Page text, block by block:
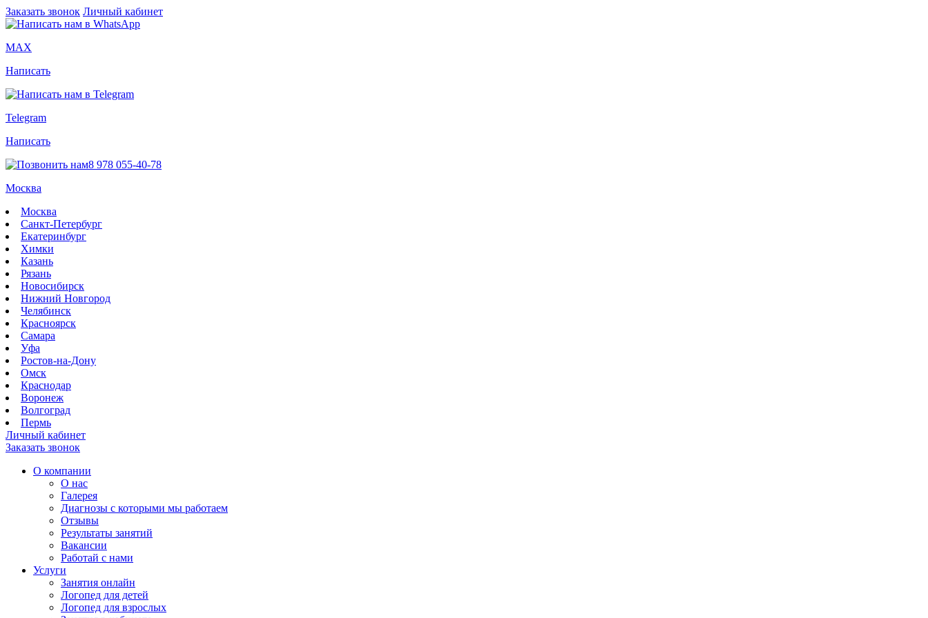
Заказать звонок Личный кабинет
MAX
Написать
Telegram
Написать
8 978 055-40-78
Москва
Москва
Санкт-Петербург
Екатеринбург
Химки
Казань
Рязань
Новосибирск
Нижний Новгород
Челябинск
Красноярск
Самара
Уфа
Ростов-на-Дону
Омск
Краснодар
Воронеж
Волгоград
Пермь
Личный кабинет
Заказать звонок
О компании
О нас
Галерея
Диагнозы с которыми мы работаем
Отзывы
Результаты занятий
Вакансии
Работай с нами
Услуги
Занятия онлайн
Логопед для детей
Логопед для взрослых